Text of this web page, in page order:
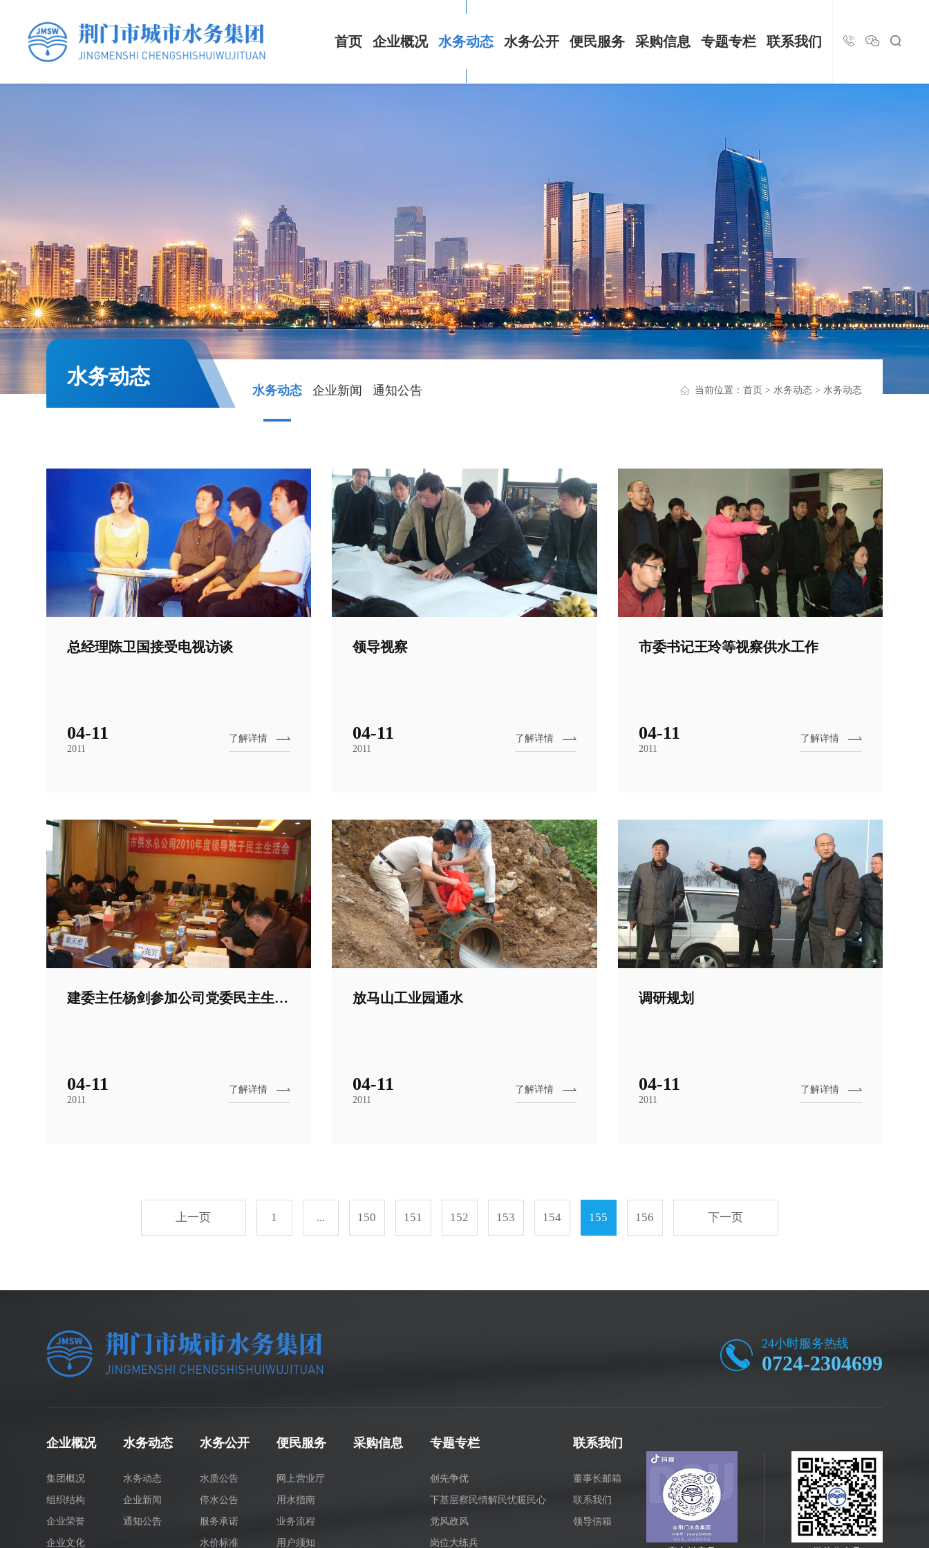
首页 企业概况 水务动态 水务公开 便民服务 采购信息 专题专栏 联系我们
水务动态
水务动态 企业新闻 通知公告 当前位置： 首页 > 水务动态> 水务动态
总经理陈卫国接受电视访谈
04-11
2011
了解详情
领导视察
04-11
2011
了解详情
市委书记王玲等视察供水工作
04-11
2011
了解详情
建委主任杨剑参加公司党委民主生活会
04-11
2011
了解详情
放马山工业园通水
04-11
2011
了解详情
调研规划
04-11
2011
了解详情
上一页 1 ... 150 151 152 153 154 155 156 下一页
24小时服务热线
0724-2304699
企业概况
集团概况
组织结构
企业荣誉
企业文化
水务动态
水务动态
企业新闻
通知公告
水务公开
水质公告
停水公告
服务承诺
水价标准
便民服务
网上营业厅
用水指南
业务流程
用户须知
采购信息 专题专栏
创先争优
下基层察民情解民忧暖民心
党风政风
岗位大练兵
联系我们
董事长邮箱
联系我们
领导信箱